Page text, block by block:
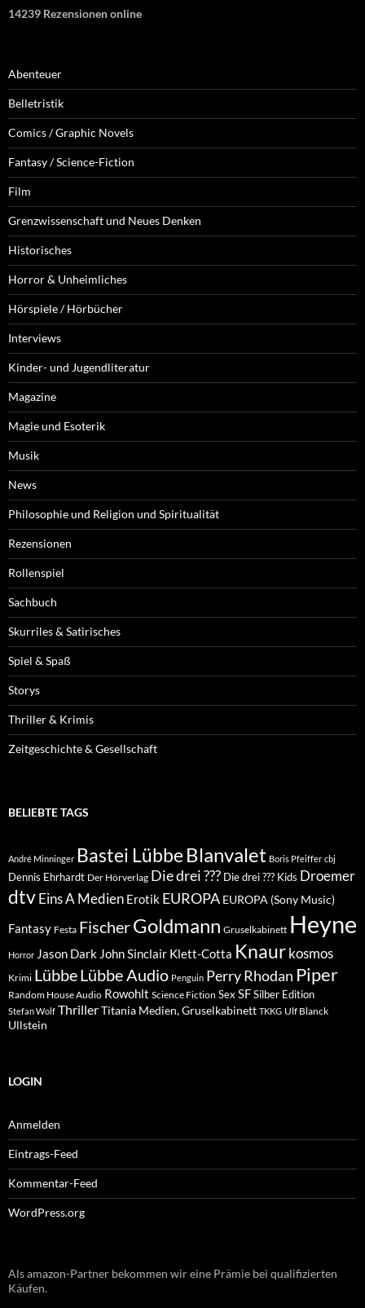
14239 Rezensionen online
Abenteuer
Belletristik
Comics / Graphic Novels
Fantasy / Science-Fiction
Film
Grenzwissenschaft und Neues Denken
Historisches
Horror & Unheimliches
Hörspiele / Hörbücher
Interviews
Kinder- und Jugendliteratur
Magazine
Magie und Esoterik
Musik
News
Philosophie und Religion und Spiritualität
Rezensionen
Rollenspiel
Sachbuch
Skurriles & Satirisches
Spiel & Spaß
Storys
Thriller & Krimis
Zeitgeschichte & Gesellschaft
BELIEBTE TAGS
André Minninger Bastei Lübbe Blanvalet Boris Pfeiffer cbj
Dennis Ehrhardt Der Hörverlag Die drei ??? Die drei ??? Kids Droemer
dtvEins A Medien Erotik EUROPA EUROPA (Sony Music)
Fantasy Festa FischerGoldmann Gruselkabinett Heyne
Horror Jason Dark John Sinclair Klett-Cotta Knaur kosmos
Krimi LübbeLübbe Audio Penguin Perry Rhodan Piper
Random House Audio Rowohlt Science Fiction Sex SFSilber Edition
Stefan Wolf ThrillerTitania Medien, Gruselkabinett TKKG Ulf Blanck
Ullstein
LOGIN
Anmelden
Eintrags-Feed
Kommentar-Feed
WordPress.org
Als amazon-Partner bekommen wir eine Prämie bei qualifizierten
Käufen.